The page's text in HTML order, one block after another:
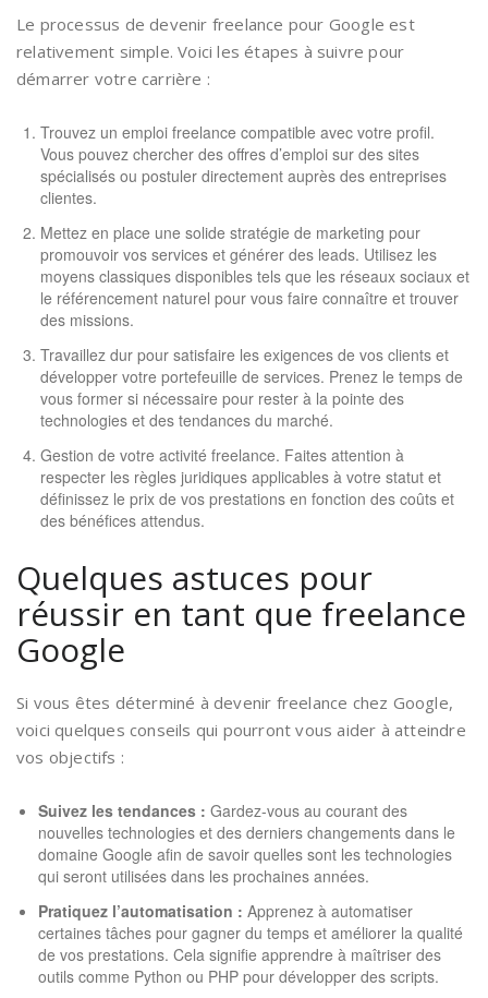
Le processus de devenir freelance pour Google est
relativement simple. Voici les étapes à suivre pour
démarrer votre carrière :
Trouvez un emploi freelance compatible avec votre profil.
Vous pouvez chercher des offres d’emploi sur des sites
spécialisés ou postuler directement auprès des entreprises
clientes.
Mettez en place une solide stratégie de marketing pour
promouvoir vos services et générer des leads. Utilisez les
moyens classiques disponibles tels que les réseaux sociaux et
le référencement naturel pour vous faire connaître et trouver
des missions.
Travaillez dur pour satisfaire les exigences de vos clients et
développer votre portefeuille de services. Prenez le temps de
vous former si nécessaire pour rester à la pointe des
technologies et des tendances du marché.
Gestion de votre activité freelance. Faites attention à
respecter les règles juridiques applicables à votre statut et
définissez le prix de vos prestations en fonction des coûts et
des bénéfices attendus.
Quelques astuces pour
réussir en tant que freelance
Google
Si vous êtes déterminé à devenir freelance chez Google,
voici quelques conseils qui pourront vous aider à atteindre
vos objectifs :
Suivez les tendances : Gardez-vous au courant des
nouvelles technologies et des derniers changements dans le
domaine Google afin de savoir quelles sont les technologies
qui seront utilisées dans les prochaines années.
Pratiquez l’automatisation : Apprenez à automatiser
certaines tâches pour gagner du temps et améliorer la qualité
de vos prestations. Cela signifie apprendre à maîtriser des
outils comme Python ou PHP pour développer des scripts.